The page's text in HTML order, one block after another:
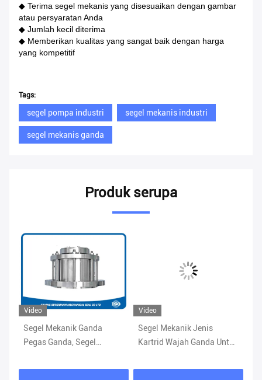
◆ Terima segel mekanis yang disesuaikan dengan gambar
atau persyaratan Anda
◆ Jumlah kecil diterima
◆ Memberikan kualitas yang sangat baik dengan harga
yang kompetitif
Tags:
segel pompa industri segel mekanis industri
segel mekanis ganda
Produk serupa
Video
Segel Mekanik Ganda
Pegas Ganda, Segel
M481K-D
Video
Segel Mekanik Jenis
Kartrid Wajah Ganda Untuk
Cartex DN